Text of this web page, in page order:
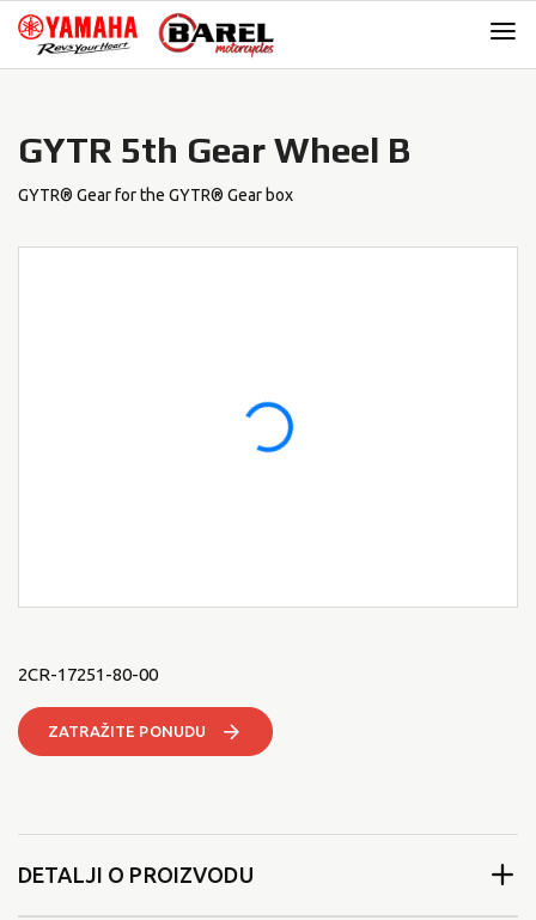
Skip
navigation
Skip
content
GYTR 5th Gear Wheel B
GYTR® Gear for the GYTR® Gear box
2CR-17251-80-00
ZATRAŽITE PONUDU
DETALJI O PROIZVODU